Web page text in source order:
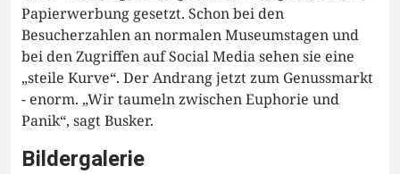
Papierwerbung gesetzt. Schon bei den
Besucherzahlen an normalen Museumstagen und
bei den Zugriffen auf Social Media sehen sie eine
„steile Kurve“. Der Andrang jetzt zum Genussmarkt
- enorm. „Wir taumeln zwischen Euphorie und
Panik“, sagt Busker.
Bildergalerie